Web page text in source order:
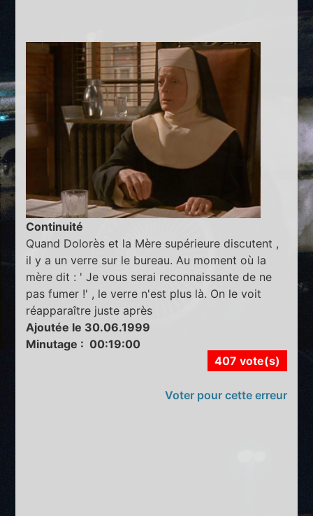
Continuité
Quand Dolorès et la Mère supérieure discutent ,
il y a un verre sur le bureau. Au moment où la
mère dit : ' Je vous serai reconnaissante de ne
pas fumer !' , le verre n'est plus là. On le voit
réapparaître juste après
Ajoutée le 30.06.1999
Minutage : 00:19:00
407 vote(s)
Voter pour cette erreur